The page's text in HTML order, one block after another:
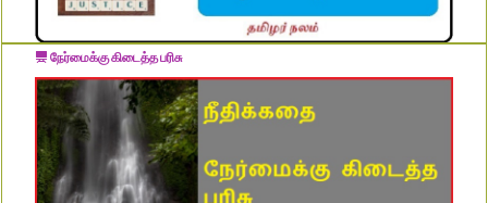
நேர்மைக்கு கிடைத்த பரிசு